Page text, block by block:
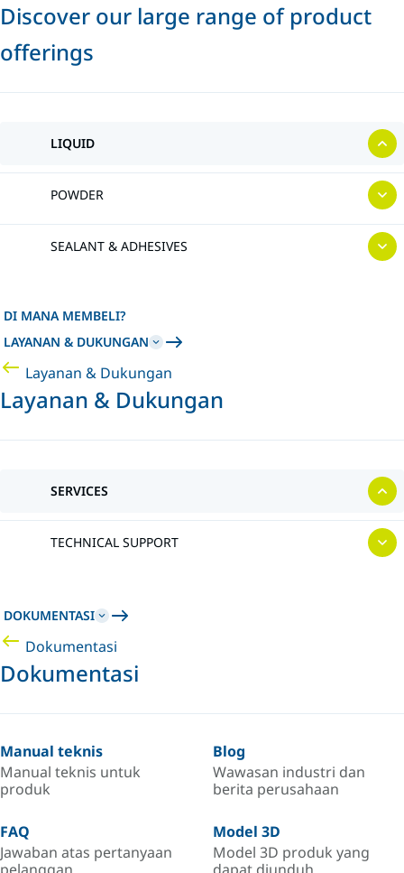
Discover our large range of product
offerings
LIQUID
POWDER
SEALANT & ADHESIVES
DI MANA MEMBELI?
LAYANAN & DUKUNGAN
Layanan & Dukungan
Layanan & Dukungan
SERVICES
TECHNICAL SUPPORT
DOKUMENTASI
Dokumentasi
Dokumentasi
Manual teknis
Manual teknis untuk
produk
Blog
Wawasan industri dan
berita perusahaan
FAQ
Jawaban atas pertanyaan
Model 3D
Model 3D produk yang